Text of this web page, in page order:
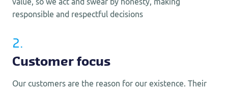
responsible and respectful decisions
2.
Customer focus
Our customers are the reason for our existence. Their